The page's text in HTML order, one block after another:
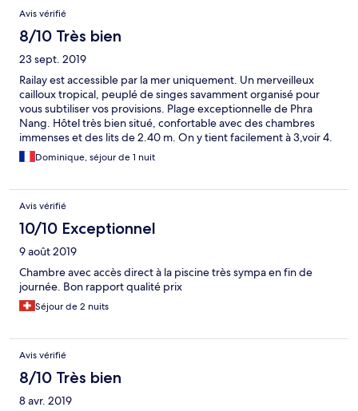
Avis vérifié
8/10 Très bien
23 sept. 2019
Railay est accessible par la mer uniquement. Un merveilleux
cailloux tropical, peuplé de singes savamment organisé pour
vous subtiliser vos provisions. Plage exceptionnelle de Phra
Nang. Hôtel très bien situé, confortable avec des chambres
immenses et des lits de 2.40 m. On y tient facilement à 3,voir 4.
Je le recommande vivement.
Dominique, séjour de 1 nuit
Avis vérifié
10/10 Exceptionnel
9 août 2019
Chambre avec accès direct à la piscine très sympa en fin de
journée. Bon rapport qualité prix
Séjour de 2 nuits
Avis vérifié
8/10 Très bien
8 avr. 2019